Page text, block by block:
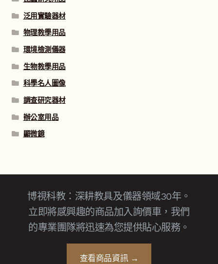
泛用實驗器材
物理教學用品
環境檢測儀器
生物教學用品
科學名人圖像
調查研究器材
辦公室用品
顯微鏡
博視科教：深耕教具及儀器領域30年。
立即將感興趣的商品加入詢價車，我們
的專業團隊將迅速為您提供貼心服務。
查看商品資訊 →